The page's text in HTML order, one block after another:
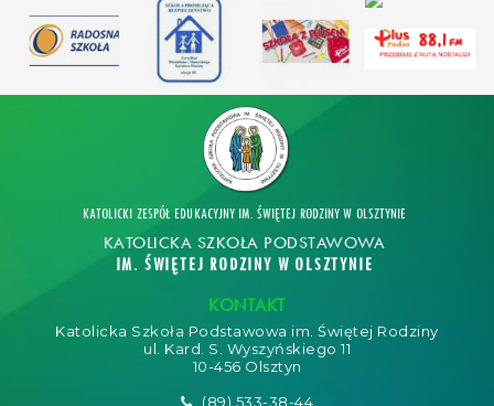
KATOLICKI ZESPÓŁ EDUKACYJNY IM. ŚWIĘTEJ RODZINY W OLSZTYNIE
KATOLICKA SZKOŁA PODSTAWOWA
IM. ŚWIĘTEJ RODZINY W OLSZTYNIE
KONTAKT
Katolicka Szkoła Podstawowa im. Świętej Rodziny
ul. Kard. S. Wyszyńskiego 11
10-456 Olsztyn
(89) 533-38-44